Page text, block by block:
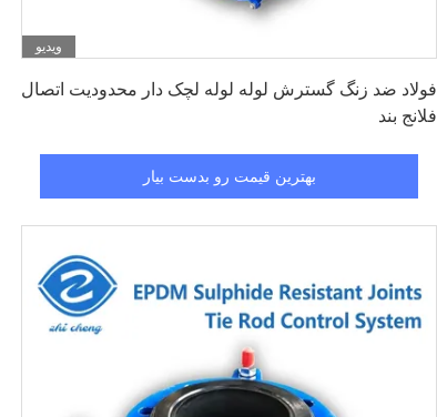
ویدیو
فولاد ضد زنگ گسترش لوله لوله لچک دار محدودیت اتصال
فلانج بند
بهترین قیمت رو بدست بیار